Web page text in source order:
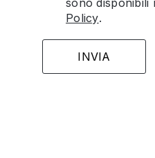
sono disponibili
Policy.